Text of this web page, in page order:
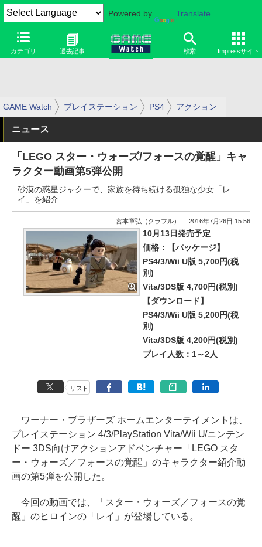
Powered by Translate
カテゴリ 過去記事 検索 Impressサイト
GAME Watch プレイステーション PS4 アクション
ニュース
「LEGO スター・ウォーズ/フォースの覚醒」キャ
ラクター動画第5弾公開
砂漠の惑星ジャクーで、家族を待ち続ける孤独な少女「レ
イ」を紹介
宮本章弘（クラフル） 2016年7月26日 15:56
10月13日発売予定
価格：【パッケージ】
PS4/3/Wii U版 5,700円(税
別)
Vita/3DS版 4,700円(税別)
【ダウンロード】
PS4/3/Wii U版 5,200円(税
別)
Vita/3DS版 4,200円(税別)
プレイ人数：1～2人
リスト
ワーナー・ブラザーズ ホームエンターテイメントは、
プレイステーション 4/3/PlayStation Vita/Wii U/ニンテン
ドー 3DS向けアクションアドベンチャー「LEGO スタ
ー・ウォーズ／フォースの覚醒」のキャラクター紹介動
画の第5弾を公開した。
今回の動画では、「スター・ウォーズ／フォースの覚
醒」のヒロインの「レイ」が登場している。